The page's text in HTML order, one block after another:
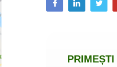
PRIMEȘTI